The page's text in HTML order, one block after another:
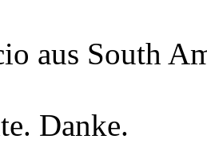
aus South
Danke.